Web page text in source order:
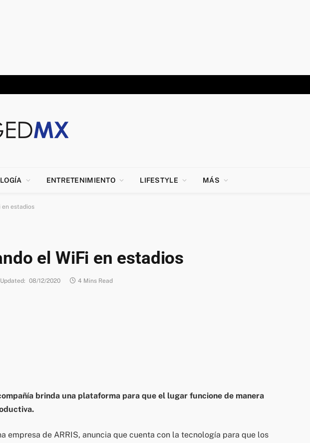
ENTRETENIMIENTO LIFESTYLE MÁS
en estadios
el WiFi en estadios
Updated: 08/12/2020 4 Mins Read
brinda una plataforma para que el lugar funcione de manera
empresa de ARRIS, anuncia que cuenta con la tecnología para que los